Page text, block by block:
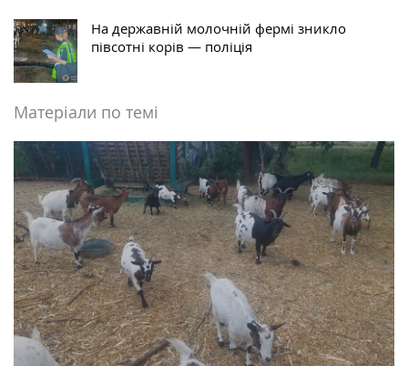
На державній молочній фермі зникло
півсотні корів — поліція
Матеріали по темі